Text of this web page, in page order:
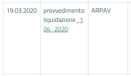
19.03.2020
provvedimento
liquidazione_ 1
04_2020
ARPAV